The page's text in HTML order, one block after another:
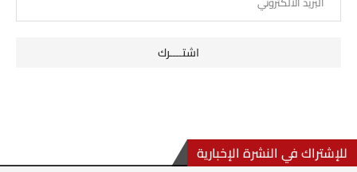
للإشتراك في النشرة الإخبارية